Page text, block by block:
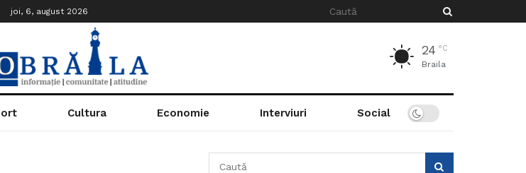
joi, 6, august 2026
24 °C
Braila
Cultura Economie Interviuri Social